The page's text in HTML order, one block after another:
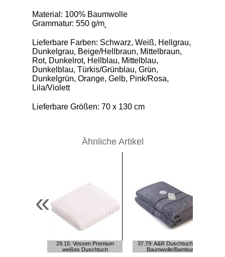
Material: 100% Baumwolle
Grammatur: 550 g/m˛
Lieferbare Farben: Schwarz, Weiß, Hellgrau,
Dunkelgrau, Beige/Hellbraun, Mittelbraun,
Rot, Dunkelrot, Hellblau, Mittelblau,
Dunkelblau, Türkis/Grünblau, Grün,
Dunkelgrün, Orange, Gelb, Pink/Rosa,
Lila/Violett
Lieferbare Größen: 70 x 130 cm
Ähnliche Artikel
«
29.15: Vossen Premium
weißes Duschtuch
37.79: A&R Duschtuch aus
Baumwolle/Bambus
»